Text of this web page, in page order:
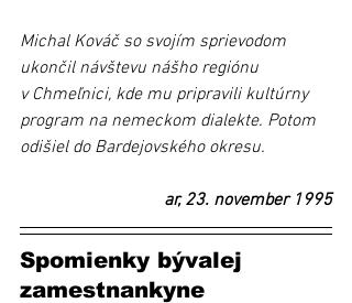
Michal Kováč so svojím sprievodom
ukončil návštevu nášho regiónu
v Chmeľnici, kde mu pripravili kultúrny
program na nemeckom dialekte. Potom
odišiel do Bardejovského okresu.
ar, 23. november 1995
Spomienky bývalej
zamestnankyne